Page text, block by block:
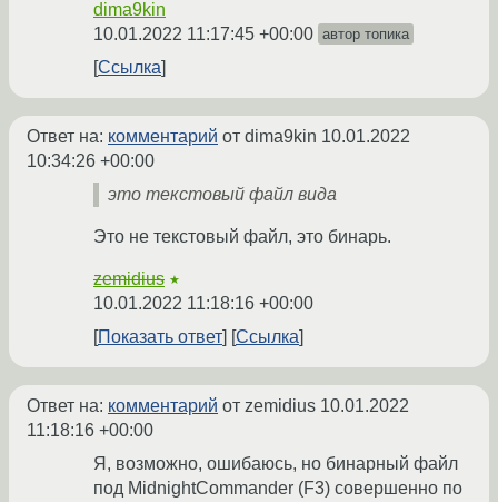
dima9kin
10.01.2022 11:17:45 +00:00 автор топика
Ссылка
Ответ на: комментарий от dima9kin 10.01.2022
10:34:26 +00:00
это текстовый файл вида
Это не текстовый файл, это бинарь.
zemidius ★
10.01.2022 11:18:16 +00:00
Показать ответ
Ссылка
Ответ на: комментарий от zemidius 10.01.2022
11:18:16 +00:00
Я, возможно, ошибаюсь, но бинарный файл
под MidnightCommander (F3) совершенно по